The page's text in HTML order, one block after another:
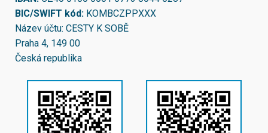
BIC/SWIFT kód: KOMBCZPPXXX
Název účtu: CESTY K SOBĚ
Praha 4, 149 00
Česká republika